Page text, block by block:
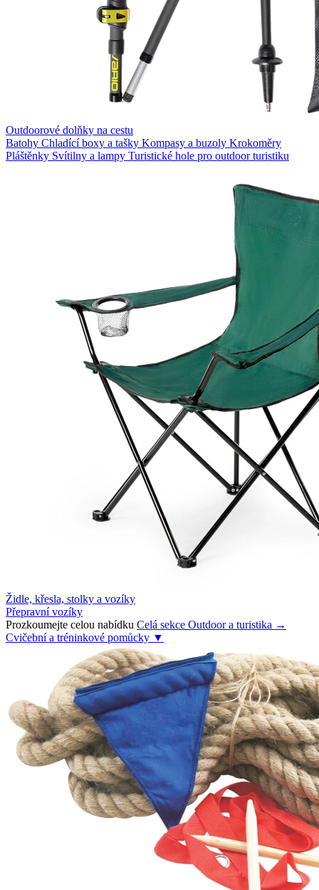
Outdoorové dolňky na cestu
Batohy Chladící boxy a tašky Kompasy a buzoly Krokoměry
Pláštěnky Svítilny a lampy Turistické hole pro outdoor turistiku
Židle, křesla, stolky a vozíky
Přepravní vozíky
Prozkoumejte celou nabídku Celá sekce Outdoor a turistika →
Cvičební a tréninkové pomůcky ▼